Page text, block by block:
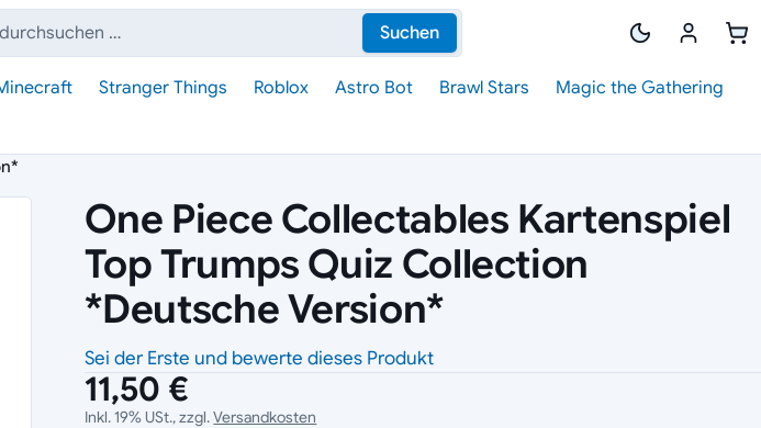
Suchen
Stranger Things Roblox Astro Bot Brawl Stars
Magic the Gathering
One Piece Collectables Kartenspiel
Top Trumps Quiz Collection
*Deutsche Version*
Sei der Erste und bewerte dieses Produkt
11,50 €
Inkl. 19% USt., zzgl.Versandkosten